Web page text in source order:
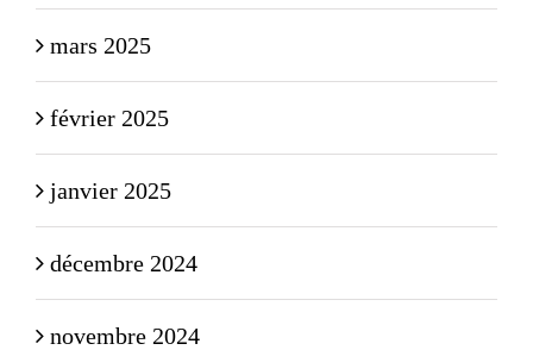
mars 2025
février 2025
janvier 2025
décembre 2024
novembre 2024